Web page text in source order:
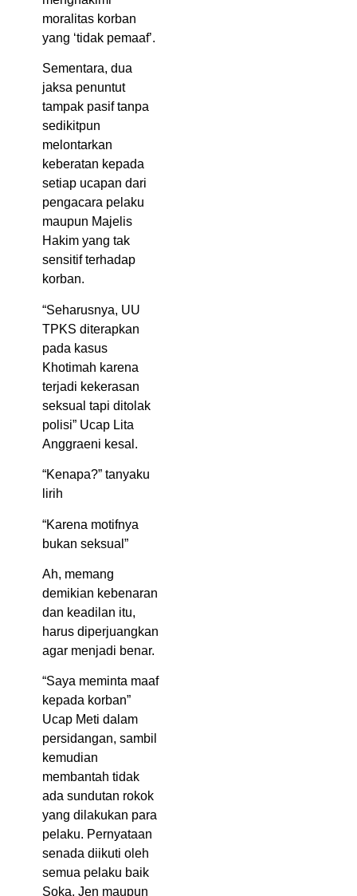
moralitas korban
yang ‘tidak pemaaf’.
Sementara, dua
jaksa penuntut
tampak pasif tanpa
sedikitpun
melontarkan
keberatan kepada
setiap ucapan dari
pengacara pelaku
maupun Majelis
Hakim yang tak
sensitif terhadap
korban.
“Seharusnya, UU
TPKS diterapkan
pada kasus
Khotimah karena
terjadi kekerasan
seksual tapi ditolak
polisi” Ucap Lita
Anggraeni kesal.
“Kenapa?” tanyaku
lirih
“Karena motifnya
bukan seksual”
Ah, memang
demikian kebenaran
dan keadilan itu,
harus diperjuangkan
agar menjadi benar.
“Saya meminta maaf
kepada korban”
Ucap Meti dalam
persidangan, sambil
kemudian
membantah tidak
ada sundutan rokok
yang dilakukan para
pelaku. Pernyataan
senada diikuti oleh
semua pelaku baik
Soka, Jen maupun